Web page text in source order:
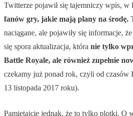
Twitterze pojawił się tajemniczy wpis, w
fanów gry, jakie mają plany na środę.
naciągane, ale pojawiły się informacje,
się spora aktualizacja, która nie tylko
Battle Royale, ale również zupełnie
czekamy już ponad rok, czyli od czasów
13 listopada 2017 roku).
Pamiętajcie jednak, że to tylko plotki. O